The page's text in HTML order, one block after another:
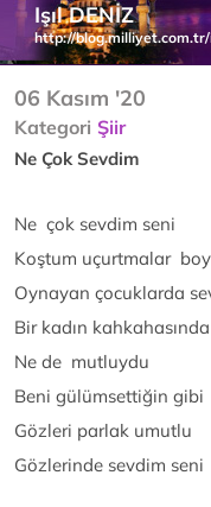
Işıl DENİZ
http://
06 Kasım '20
Kategori Şiir
Ne Çok Sevdim
Ne çok sevdim seni
Koştum uçurtmalar
Oynayan çocuklarda
Bir kadın
Ne de mutluydu
Beni gülümsettiğin gibi
Gözleri parlak umutlu
Gözlerinde sevdim seni